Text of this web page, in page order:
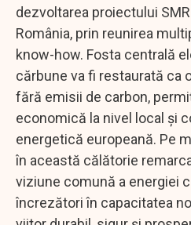
dezvoltarea proiectului
România, prin reunirea
know-how. Fosta centrală
cărbune va fi restaurată ca
fără emisii de carbon,
economică la nivel local și
energetică europeană. Pe
în această călătorie
viziune comună a energiei
încrezători în capacitatea